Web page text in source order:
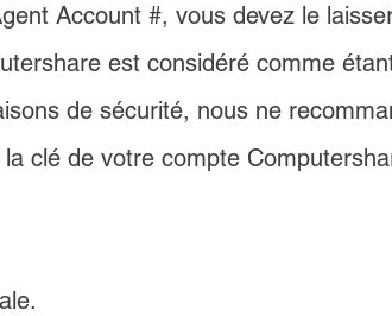
Account #, vous devez le
est considéré comme
de sécurité, nous ne
clé de votre compte